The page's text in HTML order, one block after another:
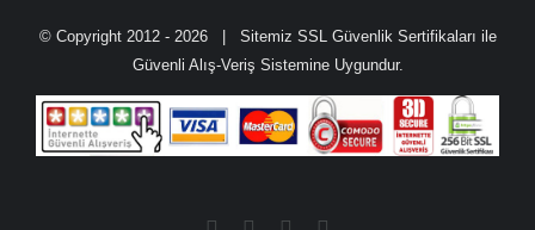
© Copyright 2012 - 2026 | Sitemiz SSL Güvenlik Sertifikaları ile
Güvenli Alış-Veriş Sistemine Uygundur.